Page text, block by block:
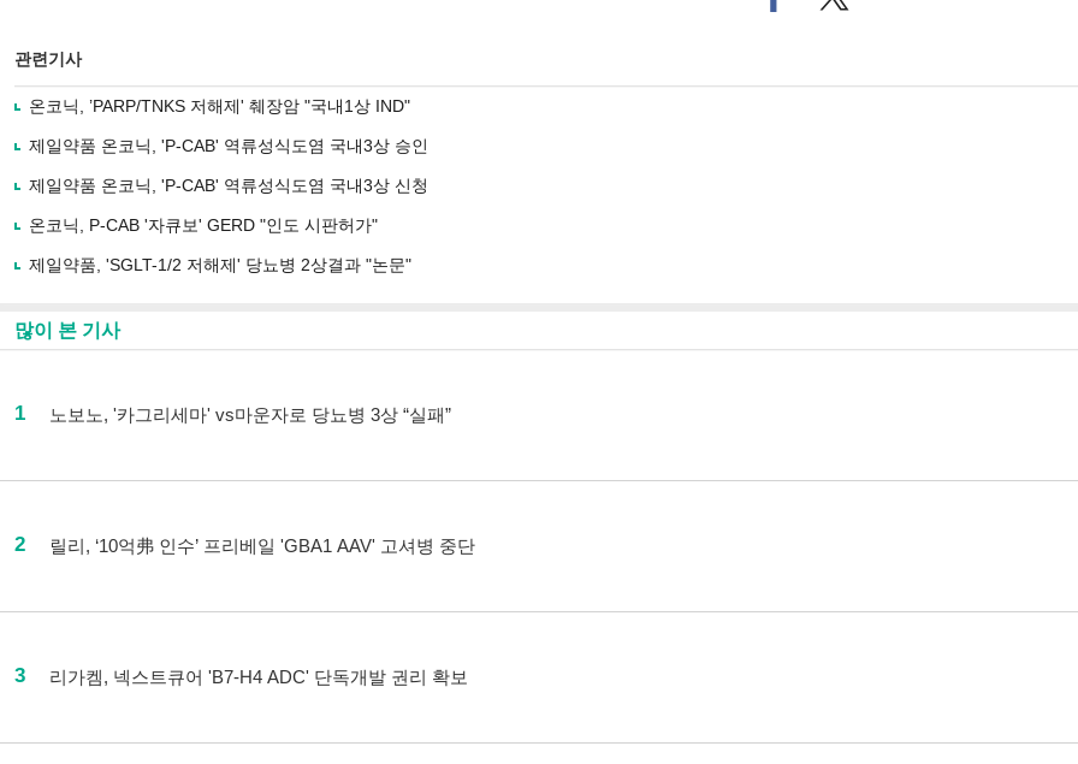
이
터로
관련기사
온코닉, ’PARP/TNKS 저해제' 췌장암 "국내1상 IND"
제일약품 온코닉, 'P-CAB' 역류성식도염 국내3상 승인
제일약품 온코닉, 'P-CAB' 역류성식도염 국내3상 신청
온코닉, P-CAB '자큐보' GERD "인도 시판허가"
제일약품, 'SGLT-1/2 저해제' 당뇨병 2상결과 "논문"
많이 본 기사
1 노보노, '카그리세마' vs마운자로 당뇨병 3상 “실패”
2 릴리, ‘10억弗 인수’ 프리베일 'GBA1 AAV' 고셔병 중단
3 리가켐, 넥스트큐어 'B7-H4 ADC' 단독개발 권리 확보